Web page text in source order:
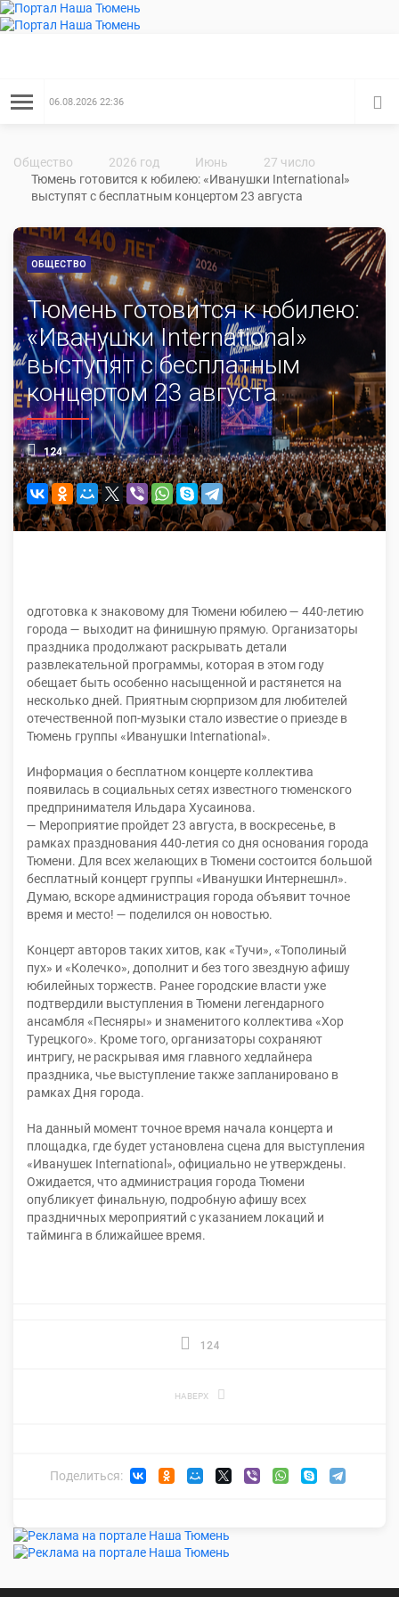
06.08.2026 22:36
Общество 2026 год Июнь
27 число
Тюмень готовится к юбилею: «Иванушки International»
выступят с бесплатным концертом 23 августа
ОБЩЕСТВО
Тюмень готовится к юбилею:
«Иванушки International»
выступят с бесплатным
концертом 23 августа
124
одготовка к знаковому для Тюмени юбилею — 440-летию
города — выходит на финишную прямую. Организаторы
праздника продолжают раскрывать детали
развлекательной программы, которая в этом году
обещает быть особенно насыщенной и растянется на
несколько дней. Приятным сюрпризом для любителей
отечественной поп-музыки стало известие о приезде в
Тюмень группы «Иванушки International».
Информация о бесплатном концерте коллектива
появилась в социальных сетях известного тюменского
предпринимателя Ильдара Хусаинова.
— Мероприятие пройдет 23 августа, в воскресенье, в
рамках празднования 440-летия со дня основания города
Тюмени. Для всех желающих в Тюмени состоится большой
бесплатный концерт группы «Иванушки Интернешнл».
Думаю, вскоре администрация города объявит точное
время и место! — поделился он новостью.
Концерт авторов таких хитов, как «Тучи», «Тополиный
пух» и «Колечко», дополнит и без того звездную афишу
юбилейных торжеств. Ранее городские власти уже
подтвердили выступления в Тюмени легендарного
ансамбля «Песняры» и знаменитого коллектива «Хор
Турецкого». Кроме того, организаторы сохраняют
интригу, не раскрывая имя главного хедлайнера
праздника, чье выступление также запланировано в
рамках Дня города.
На данный момент точное время начала концерта и
площадка, где будет установлена сцена для выступления
«Иванушек International», официально не утверждены.
Ожидается, что администрация города Тюмени
опубликует финальную, подробную афишу всех
праздничных мероприятий с указанием локаций и
тайминга в ближайшее время.
124
НАВЕРХ
Поделиться: